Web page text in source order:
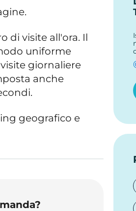
di visite all'ora. Il
uniforme
giornaliere
anche
geografico e